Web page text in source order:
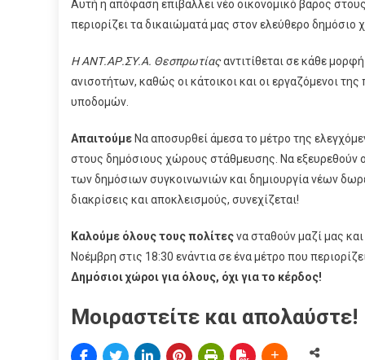
Αυτή η απόφαση επιβάλλει νέο οικονομικό βάρος
περιορίζει τα δικαιώματά μας στον ελεύθερο δημόσιο
Η ΑΝΤ.ΑΡ.ΣΥ.Α. Θεσπρωτίαςαντιτίθεται σε κάθε
ανισοτήτων, καθώς οι κάτοικοι και οι εργαζόμενοι
υποδομών.
ΑπαιτούμεΝα αποσυρθεί άμεσα το μέτρο της
στους δημόσιους χώρους στάθμευσης. Να εξευρεθούν
των δημόσιων συγκοινωνιών και δημιουργία νέων
διακρίσεις και αποκλεισμούς, συνεχίζεται!
Καλούμε όλους τους πολίτεςνα σταθούν μαζί μας
Νοέμβρη στις 18:30 ενάντια σε ένα μέτρο που
Δημόσιοι χώροι για όλους, όχι για το κέρδος!
Μοιραστείτε και απολαύστε!